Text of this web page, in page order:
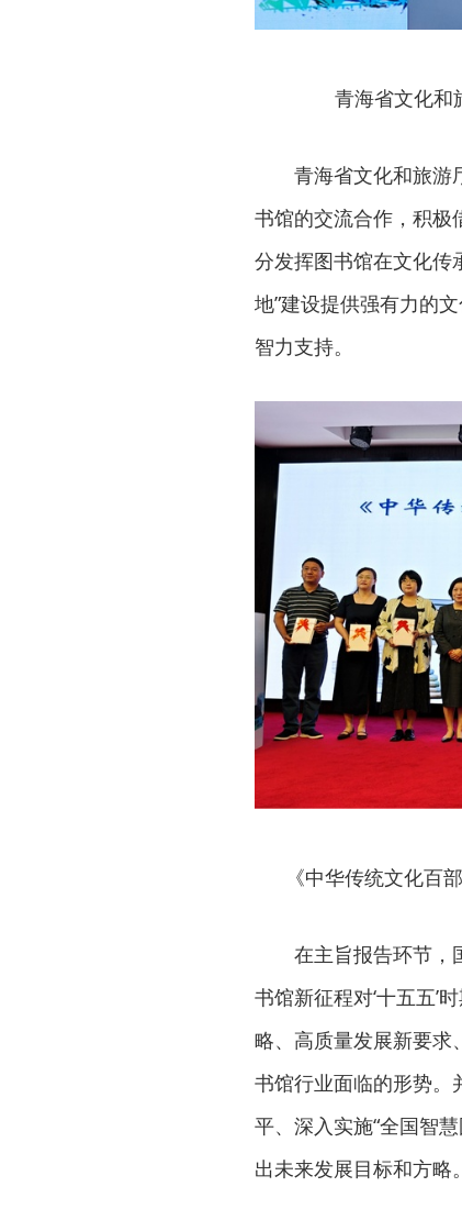
青海省文化和
青海省文化和旅游
书馆的交流合作，积极
分发挥图书馆在文化传
地”建设提供强有力的
智力支持。
《中华传统文化百
在主旨报告环节，
书馆新征程对‘十五五’
略、高质量发展新要求
书馆行业面临的形势。
平、深入实施“全国智
出未来发展目标和方略。